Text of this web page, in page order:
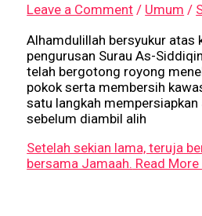
Leave a Comment / Umum /
Alhamdulillah bersyukur atas
pengurusan Surau As-
telah bergotong royong
pokok serta membersih
satu langkah mempersiapkan
sebelum diambil alih
Setelah sekian lama, teruja
bersama Jamaah. Read More